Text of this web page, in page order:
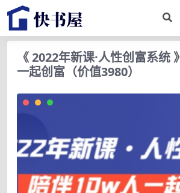
《 2022年新课·人性创富系统
一起创富（价值3980）